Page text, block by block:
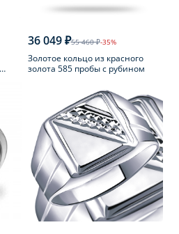
36 049 ₽55 460 ₽-35%
Золотое кольцо из красного
золота 585 пробы с рубином